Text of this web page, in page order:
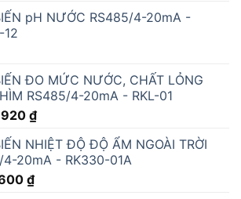
pH NƯỚC RS485/4-20mA -
12
ĐO MỨC NƯỚC, CHẤT LỎNG
RS485/4-20mA - RKL-01
₫
NHIỆT ĐỘ ĐỘ ẨM NGOÀI TRỜI
4-20mA - RK330-01A
₫